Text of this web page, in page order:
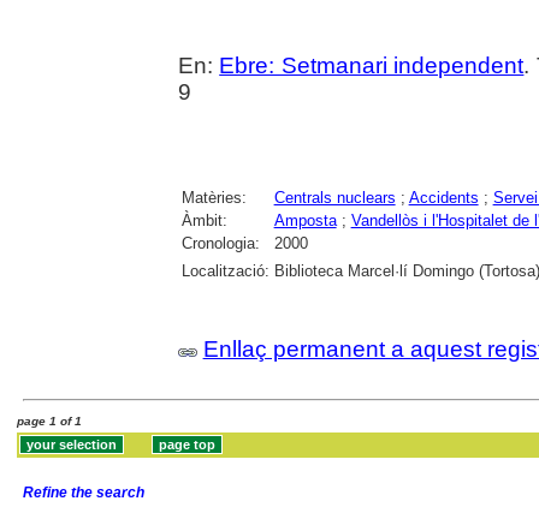
En: Ebre: Setmanari independent.
9
Matèries: Centrals nuclears ; Accidents ;
Àmbit:
Amposta; Vandellòs i l'Hospitalet de
Cronologia:
2000
Localització: Biblioteca Marcel·lí Domingo (Tortosa)
Enllaç permanent a aquest
page 1 of 1
Refine the search